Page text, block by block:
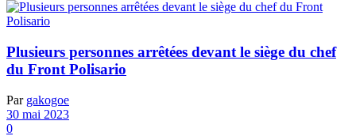
Plusieurs personnes arrêtées devant le siège du chef
du Front Polisario
Par gakogoe
30 mai 2023
0